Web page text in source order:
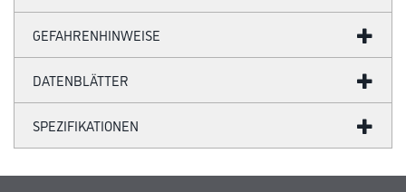
GEFAHRENHINWEISE
DATENBLÄTTER
SPEZIFIKATIONEN